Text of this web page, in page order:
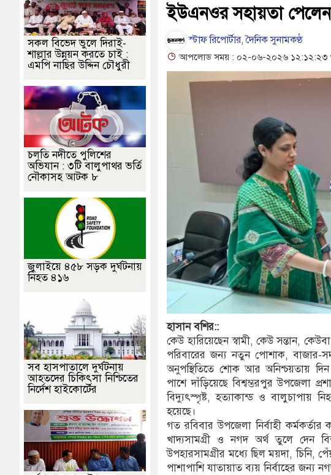
ইউএনওর সহায়তা পেলেন
স্টাফ রিপোর্টার, দৈনিক সুনামকণ্ঠ
আপলোড সময় : ০২-০৬-২০২৬ ১২:১২:২৩
হাসান বশির::
কেউ হারিয়েছেন স্বামী, কেউ সন্তান,
পরিবারের জন্য নতুন পোশাক,
অনুপস্থিতিতে শোক আর অনিশ্চয়তায়
পাশে দাঁড়িয়েছে বিশ্বম্ভরপুর উপজেলা
বিদ্যুৎস্পৃষ্ট, হত্যাকান্ড ও বালুচাপায়
হয়েছে।
গত রবিবার উপজেলা নির্বাহী
খাদ্যসামগ্রী ও নগদ অর্থ তুলে দেন
উপহারসামগ্রীর মধ্যে ছিল ময়দা,
পাশাপাশি যাতায়াত ব্যয় নির্বাহের জন্য
সকল বিভেদ ভুলে দিরাই-
শাল্লার উন্নয়ন করতে চাই :
এমপি নাছির উদ্দিন চৌধুরী
চলতি নদীতে পুলিশের
অভিযান : ৩টি বালুপাথর ভর্তি
নৌকাসহ আটক ৮
জুলাইয়ে ৪৫৮ সড়ক দুর্ঘটনায়
নিহত ৪১৬
সব হাসপাতালে দুর্ঘটনায়
আহতদের চিকিৎসা নিশ্চিতের
নির্দেশ হাইকোর্টের